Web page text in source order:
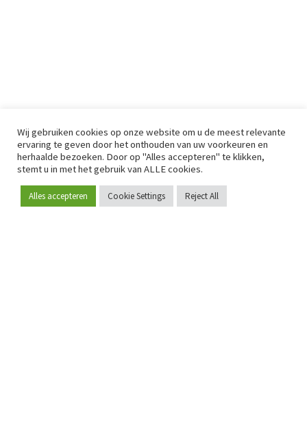
Word lid
Wij gebruiken cookies op onze website om u de meest relevante
ervaring te geven door het onthouden van uw voorkeuren en
herhaalde bezoeken. Door op "Alles accepteren" te klikken,
stemt u in met het gebruik van ALLE cookies.
Alles accepteren Cookie Settings Reject All